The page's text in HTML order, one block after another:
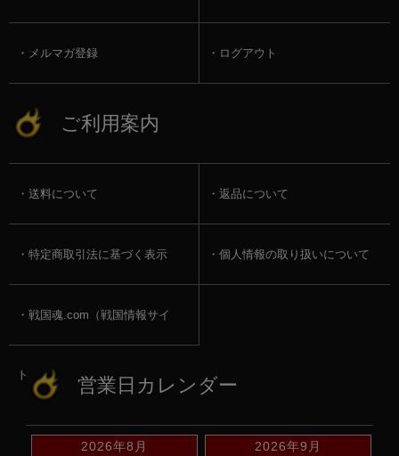
メルマガ登録 ログアウト
ご利用案内
送料について 返品について
特定商取引法に基づく表示 個人情報の取り扱いについて
戦国魂.com（戦国情報サイ
ト） 営業日カレンダー
2026年8月 2026年9月